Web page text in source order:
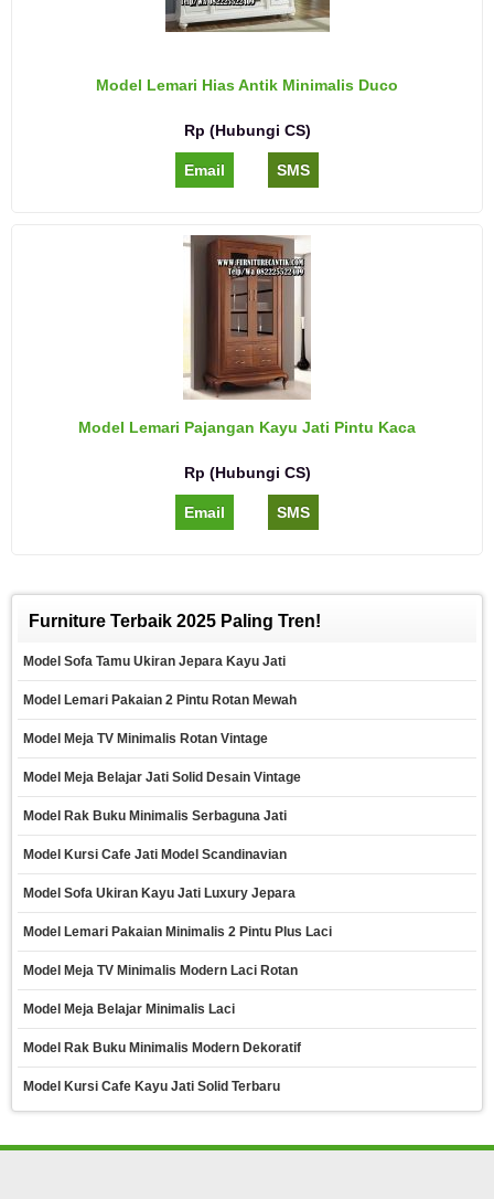
Model Lemari Hias Antik Minimalis Duco
Rp (Hubungi CS)
Email SMS
Model Lemari Pajangan Kayu Jati Pintu Kaca
Rp (Hubungi CS)
Email SMS
Furniture Terbaik 2025 Paling Tren!
Model Sofa Tamu Ukiran Jepara Kayu Jati
Model Lemari Pakaian 2 Pintu Rotan Mewah
Model Meja TV Minimalis Rotan Vintage
Model Meja Belajar Jati Solid Desain Vintage
Model Rak Buku Minimalis Serbaguna Jati
Model Kursi Cafe Jati Model Scandinavian
Model Sofa Ukiran Kayu Jati Luxury Jepara
Model Lemari Pakaian Minimalis 2 Pintu Plus Laci
Model Meja TV Minimalis Modern Laci Rotan
Model Meja Belajar Minimalis Laci
Model Rak Buku Minimalis Modern Dekoratif
Model Kursi Cafe Kayu Jati Solid Terbaru